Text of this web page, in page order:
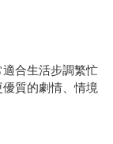
適合生活步調繁忙
質的劇情、情境